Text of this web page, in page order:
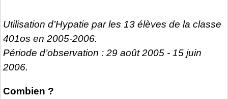
Utilisation d’Hypatie par les 13 élèves de la classe
401os en 2005-2006.
Période d’observation : 29 août 2005 - 15 juin
2006.
Combien ?